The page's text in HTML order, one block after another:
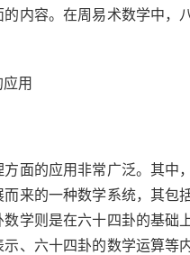
内容。在周易术数学中，
用
面的应用非常广泛。其中
来的一种数学系统，其包
学则是在六十四卦的基础
、六十四卦的数学运算